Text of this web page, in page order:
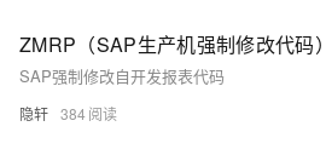
ZMRP（SAP生产机强制修改代码
SAP强制修改自开发报表代码
隐轩 384